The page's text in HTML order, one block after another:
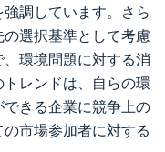
調しています。さら
選択基準として考慮
環境問題に対する消
レンドは、自らの環
きる企業に競争上の
市場参加者に対する